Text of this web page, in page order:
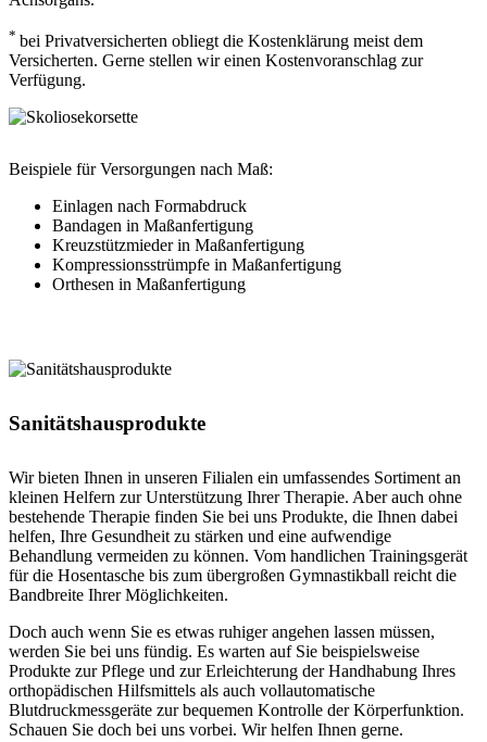
* bei Privatversicherten obliegt die Kostenklärung meist dem
Versicherten. Gerne stellen wir einen Kostenvoranschlag zur
Verfügung.
Beispiele für Versorgungen nach Maß:
Einlagen nach Formabdruck
Bandagen in Maßanfertigung
Kreuzstützmieder in Maßanfertigung
Kompressionsstrümpfe in Maßanfertigung
Orthesen in Maßanfertigung
Sanitätshausprodukte
Wir bieten Ihnen in unseren Filialen ein umfassendes Sortiment an
kleinen Helfern zur Unterstützung Ihrer Therapie. Aber auch ohne
bestehende Therapie finden Sie bei uns Produkte, die Ihnen dabei
helfen, Ihre Gesundheit zu stärken und eine aufwendige
Behandlung vermeiden zu können. Vom handlichen Trainingsgerät
für die Hosentasche bis zum übergroßen Gymnastikball reicht die
Bandbreite Ihrer Möglichkeiten.
Doch auch wenn Sie es etwas ruhiger angehen lassen müssen,
werden Sie bei uns fündig. Es warten auf Sie beispielsweise
Produkte zur Pflege und zur Erleichterung der Handhabung Ihres
orthopädischen Hilfsmittels als auch vollautomatische
Blutdruckmessgeräte zur bequemen Kontrolle der Körperfunktion.
Schauen Sie doch bei uns vorbei. Wir helfen Ihnen gerne.